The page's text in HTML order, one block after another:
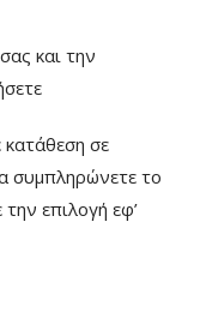
και την
σε
συμπληρώνετε το
την επιλογή εφ’